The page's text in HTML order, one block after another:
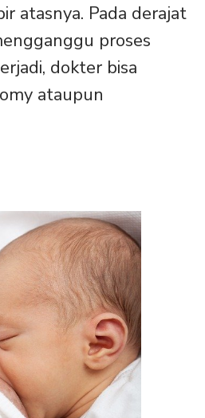
atasnya. Pada derajat
proses
dokter bisa
ataupun